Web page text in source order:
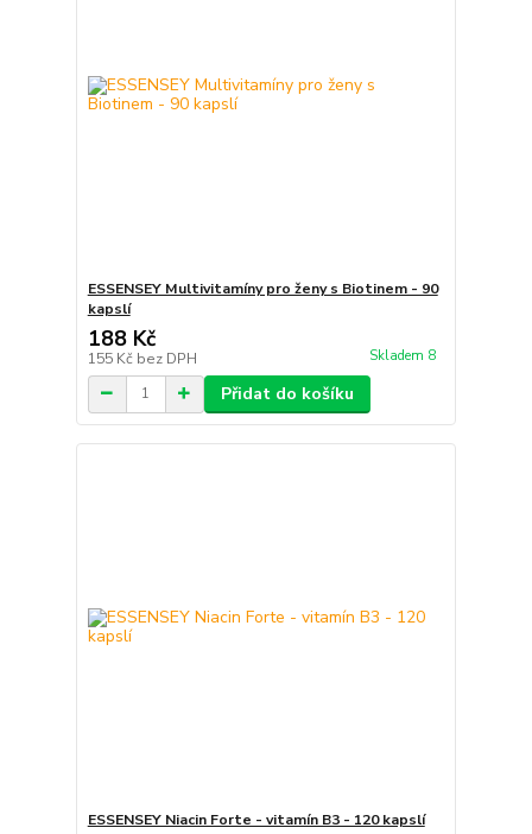
ESSENSEY Multivitamíny pro ženy s Biotinem - 90
kapslí
188 Kč
155 Kč bez DPH Skladem 8
Přidat do košíku
ESSENSEY Niacin Forte - vitamín B3 - 120 kapslí